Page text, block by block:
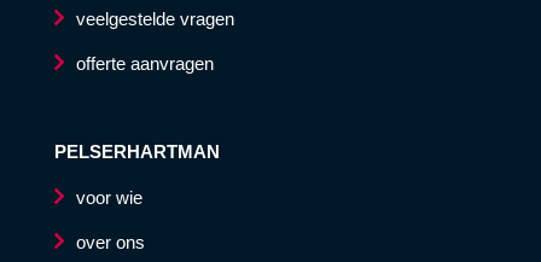
veelgestelde vragen
offerte aanvragen
PELSERHARTMAN
voor wie
over ons